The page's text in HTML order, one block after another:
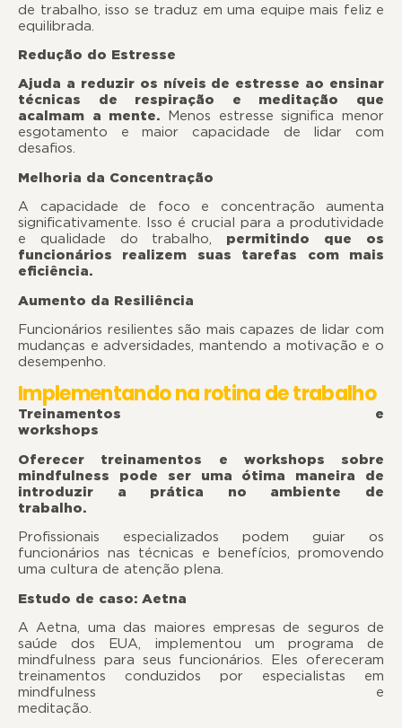
de trabalho, isso se traduz em uma equipe mais feliz e
equilibrada.
Redução do Estresse
Ajuda a reduzir os níveis de estresse ao ensinar
técnicas de respiração e meditação que
acalmam a mente. Menos estresse significa menor
esgotamento e maior capacidade de lidar com
desafios.
Melhoria da Concentração
A capacidade de foco e concentração aumenta
significativamente. Isso é crucial para a produtividade
e qualidade do trabalho, permitindo que os
funcionários realizem suas tarefas com mais
eficiência.
Aumento da Resiliência
Funcionários resilientes são mais capazes de lidar com
mudanças e adversidades, mantendo a motivação e o
desempenho.
Implementando na rotina de trabalho
Treinamentos e
Oferecer treinamentos e workshops sobre
mindfulness pode ser uma ótima maneira de
introduzir a prática no ambiente de
Profissionais especializados podem guiar os
funcionários nas técnicas e benefícios, promovendo
uma cultura de atenção plena.
Estudo de caso: Aetna
A Aetna, uma das maiores empresas de seguros de
saúde dos EUA, implementou um programa de
mindfulness para seus funcionários. Eles ofereceram
treinamentos conduzidos por especialistas em
mindfulness e